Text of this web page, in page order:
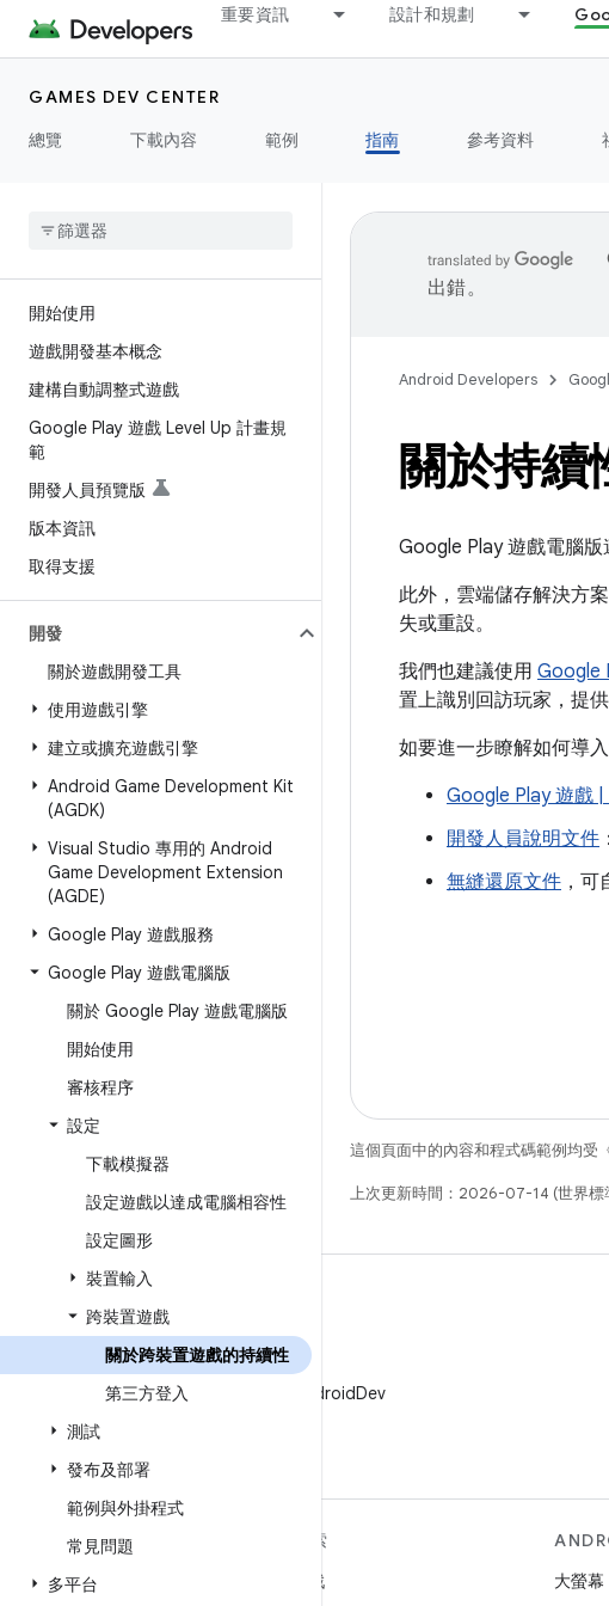
重要資訊 設計和規劃
GAMES DEV CENTER
總覽
下載內容 範例 指南 參考資料
開始使用
遊戲開發基本概念
建構自動調整式遊戲
Google Play 遊戲 Level Up 計畫規
範
開發人員預覽版
版本資訊
取得支援
開發
關於遊戲開發工具
使用遊戲引擎
建立或擴充遊戲引擎
Android Game Development Kit
(AGDK)
Visual Studio 專用的 Android
Game Development Extension
(AGDE)
Google Play 遊戲服務
Google Play 遊戲電腦版
關於 Google Play 遊戲電腦版
開始使用
審核程序
設定
下載模擬器
設定遊戲以達成電腦相容性
設定圖形
裝置輸入
跨裝置遊戲
關於跨裝置遊戲的持續性
第三方登入
測試
發布及部署
範例與外掛程式
常見問題
多平台
出錯。
Android Developers
關於持續
Google Play 遊戲電腦
此外，雲端儲存解決方
失或重設。
我們也建議使用 Google
置上識別回訪玩家，提
如要進一步瞭解如何導
Google Play 遊戲 |
開發人員說明文件
無縫還原文件 ，
這個頁面中的內容和程式碼範例均受
上次更新時間：2026-07-14 (世界標
X
在 X 中追蹤 @AndroidDev
深入瞭解 ANDROID
Android
探索
遊戲
大螢幕